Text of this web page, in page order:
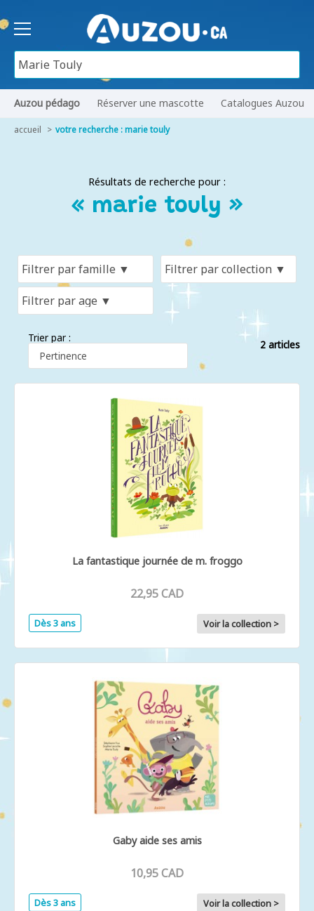
Auzou pédago Réserver une mascotte Catalogues Auzou
accueil votre recherche : marie touly
Résultats de recherche pour :
« marie touly »
Trier par :
2 articles
La fantastique journée de m. froggo
22,95 CAD
Dès 3 ans Voir la collection >
Gaby aide ses amis
10,95 CAD
Dès 3 ans Voir la collection >